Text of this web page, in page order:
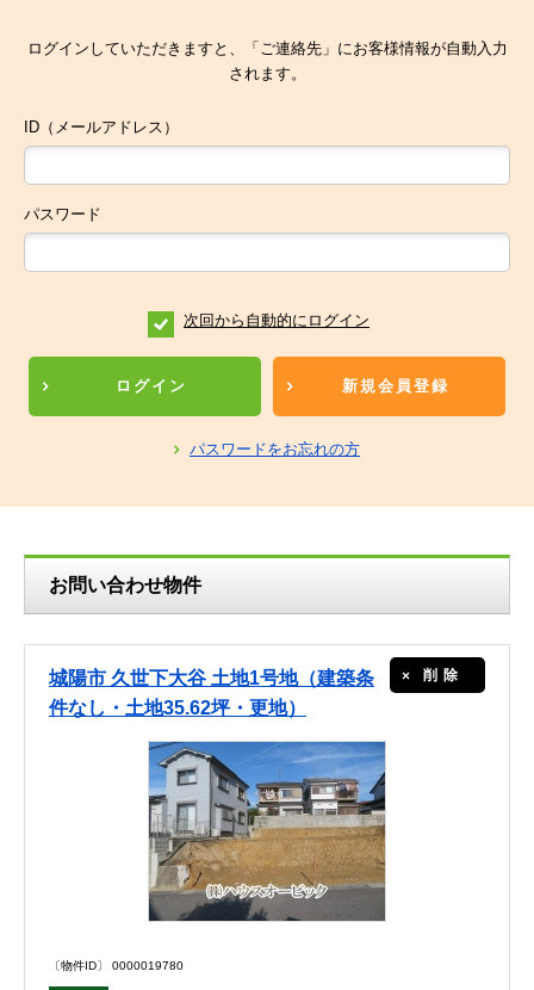
ログインしていただきますと、「ご連絡先」にお客様情報が自動入力
されます。
ID（メールアドレス）
パスワード
次回から自動的にログイン
ログイン 新規会員登録
パスワードをお忘れの方
お問い合わせ物件
城陽市 久世下大谷 土地1号地（建築条
件なし・土地35.62坪・更地）
削除
〔物件ID〕 0000019780